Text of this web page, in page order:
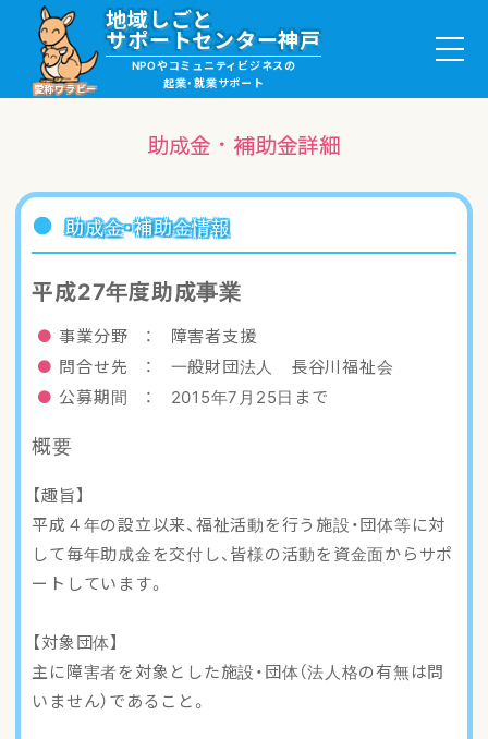
愛称ワラビー
地域しごと
サポートセンター神戸
NPOやコミュニティビジネスの
起業・就業サポート
就職・ボランティア情報
講座・サロン情報
助成金・補助金情報
ご登録・お問い合わせ
助成金・補助金詳細
助成金・補助金情報
平成27年度助成事業
事業分野 ： 障害者支援
問合せ先 ： 一般財団法人 長谷川福祉会
公募期間 ： 2015年7月25日まで
概要
【趣旨】
平成４年の設立以来、福祉活動を行う施設・団体等に対
して毎年助成金を交付し、皆様の活動を資金面からサポ
ートしています。
【対象団体】
主に障害者を対象とした施設・団体（法人格の有無は問
いません）であること。